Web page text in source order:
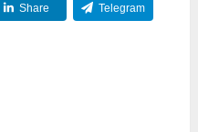
Share Telegram